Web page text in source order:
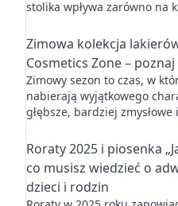
stolika wpływa zarówno na
Zimowa kolekcja
Cosmetics Zone –
Zimowy sezon to czas, w
nabierają wyjątkowego
głębsze, bardziej
Roraty 2025 i piosenka
co musisz wiedzieć o
dzieci i rodzin